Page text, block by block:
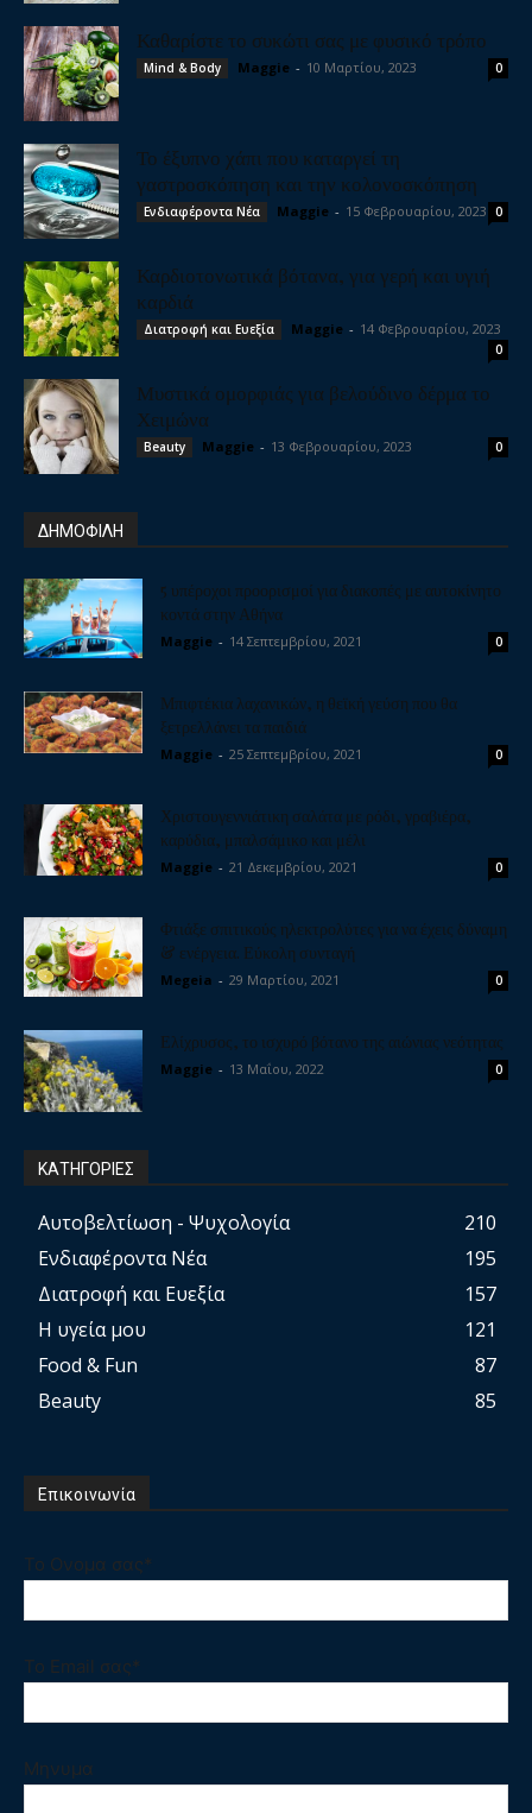
Καθαρίστε το συκώτι σας με φυσικό τρόπο
Mind & Body Maggie - 10 Μαρτίου, 2023 0
Το έξυπνο χάπι που καταργεί τη
γαστροσκόπηση και την κολονοσκόπηση
Ενδιαφέροντα Νέα Maggie - 15 Φεβρουαρίου, 2023 0
Καρδιοτονωτικά βότανα, για γερή και υγιή
καρδιά
Διατροφή και Ευεξία Maggie - 14 Φεβρουαρίου, 2023
0
Μυστικά ομορφιάς για βελούδινο δέρμα το
Χειμώνα
Beauty Maggie - 13 Φεβρουαρίου, 2023 0
ΔΗΜΟΦΙΛΗ
5 υπέροχοι προορισμοί για διακοπές με αυτοκίνητο
κοντά στην Αθήνα
Maggie - 14 Σεπτεμβρίου, 2021 0
Μπιφτέκια λαχανικών, η θεϊκή γεύση που θα
ξετρελλάνει τα παιδιά
Maggie - 25 Σεπτεμβρίου, 2021 0
Χριστουγεννιάτικη σαλάτα με ρόδι, γραβιέρα,
καρύδια, μπαλσάμικο και μέλι
Maggie - 21 Δεκεμβρίου, 2021 0
Φτιάξε σπιτικούς ηλεκτρολύτες για να έχεις δύναμη
& ενέργεια. Εύκολη συνταγή
Megeia - 29 Μαρτίου, 2021 0
Ελίχρυσος, το ισχυρό βότανο της αιώνιας νεότητας
Maggie - 13 Μαΐου, 2022 0
ΚΑΤΗΓΟΡΙΕΣ
Αυτοβελτίωση - Ψυχολογία
210
Ενδιαφέροντα Νέα
195
Διατροφή και Ευεξία
157
Η υγεία μου
121
Food & Fun
87
Beauty
85
Επικοινωνία
Το Ονομα σας*
Το Email σας*
Μηνυμα